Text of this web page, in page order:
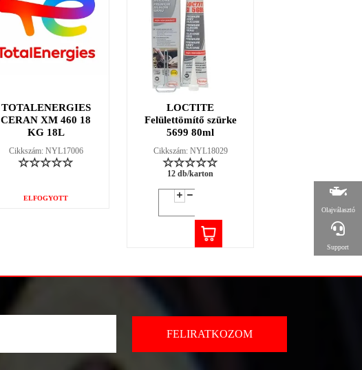
TOTALENERGIES
CERAN XM 460 18
KG 18L
Cikkszám: NYL17006
ELFOGYOTT
LOCTITE
Felülettömítő szürke
5699 80ml
Cikkszám: NYL18029
12 db/karton
Olajválasztó
Support